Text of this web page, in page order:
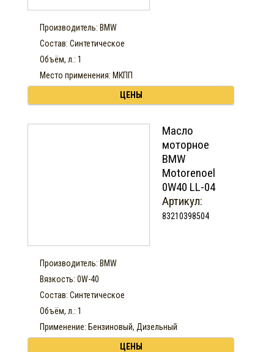
Производитель: BMW
Состав: Синтетическое
Объём, л.: 1
Место применения: МКПП
ЦЕНЫ
Масло
моторное
BMW
Motorenoel
0W40 LL-04
Артикул:
83210398504
Производитель: BMW
Вязкость: 0W-40
Состав: Синтетическое
Объём, л.: 1
Применение: Бензиновый, Дизельный
ЦЕНЫ